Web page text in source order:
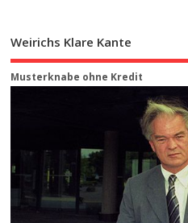
Weirichs Klare Kante
Musterknabe ohne Kredit